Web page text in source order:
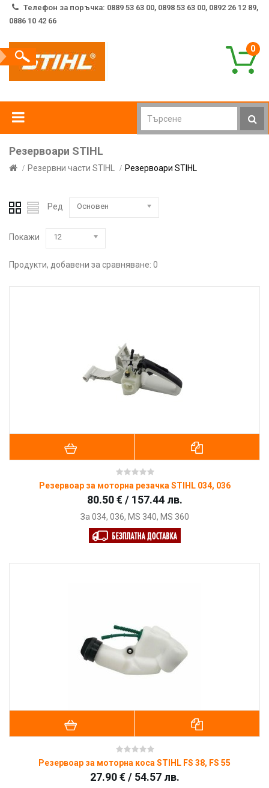
Телефон за поръчка: 0889 53 63 00, 0898 53 63 00, 0892 26 12 89,
0886 10 42 66
0
Резервоари STIHL
Резервни части STIHL Резервоари STIHL
Ред Основен
Покажи 12
Продукти, добавени за сравняване: 0
Резервоар за моторна резачка STIHL 034, 036
80.50 € / 157.44 лв.
За 034, 036, MS 340, MS 360
Резервоар за моторна коса STIHL FS 38, FS 55
27.90 € / 54.57 лв.